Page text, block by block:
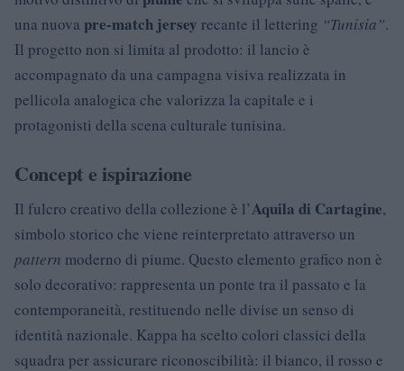
una nuova pre-match jersey recante il lettering “Tunisia”.
Il progetto non si limita al prodotto: il lancio è
accompagnato da una campagna visiva realizzata in
pellicola analogica che valorizza la capitale e i
protagonisti della scena culturale tunisina.
Concept e ispirazione
Il fulcro creativo della collezione è l’Aquila di Cartagine,
simbolo storico che viene reinterpretato attraverso un
pattern moderno di piume. Questo elemento grafico non è
solo decorativo: rappresenta un ponte tra il passato e la
contemporaneità, restituendo nelle divise un senso di
identità nazionale. Kappa ha scelto colori classici della
squadra per assicurare riconoscibilità: il bianco, il rosso e